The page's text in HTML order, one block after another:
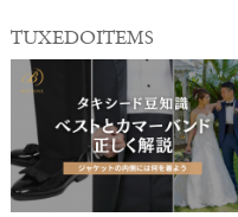
TUXEDOITEMS